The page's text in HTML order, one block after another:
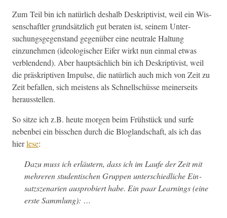
Zum Teil bin ich natür­lich deshalb Deskrip­tivist, weil ein Wis­
senschaftler grund­sät­zlich gut berat­en ist, seinem Unter­
suchungs­ge­gen­stand gegenüber eine neu­trale Hal­tung
einzunehmen (ide­ol­o­gis­ch­er Eifer wirkt nun ein­mal etwas
verblendend). Aber haupt­säch­lich bin ich Deskrip­tivist, weil
die präskrip­tiv­en Impulse, die natür­lich auch mich von Zeit zu
Zeit befall­en, sich meis­tens als Schnellschüsse mein­er­seits
herausstellen.
So sitze ich z.B. heute mor­gen beim Früh­stück und surfe
neben­bei ein biss­chen durch die Blog­land­schaft, als ich das
hierlese:
Dazu muss ich erläutern, dass ich im Laufe der Zeit mit
mehreren stu­den­tis­chen Grup­pen unter­schiedliche Ein­
satzszenar­ien aus­pro­biert habe. Ein paar Learn­ings (eine
erste Sammlung): …